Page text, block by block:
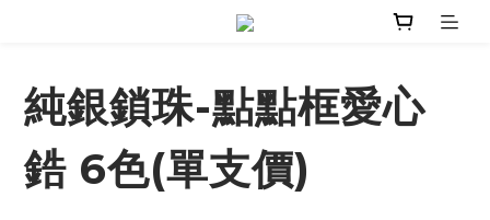
純銀鎖珠-點點框愛心
鋯 6色(單支價)